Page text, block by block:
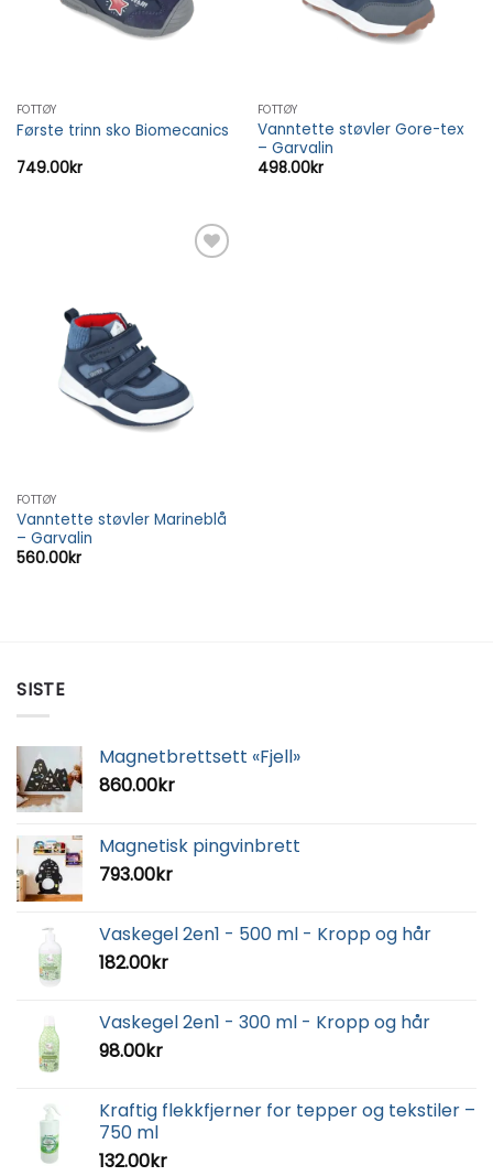
FOTTØY
Første trinn sko Biomecanics
749.00kr
FOTTØY
Vanntette støvler Gore-tex
– Garvalin
498.00kr
FOTTØY
Vanntette støvler Marineblå
– Garvalin
560.00kr
SISTE
Magnetbrettsett «Fjell»
860.00kr
Magnetisk pingvinbrett
793.00kr
Vaskegel 2en1 - 500 ml - Kropp og hår
182.00kr
Vaskegel 2en1 - 300 ml - Kropp og hår
98.00kr
Kraftig flekkfjerner for tepper og tekstiler –
750 ml
132.00kr